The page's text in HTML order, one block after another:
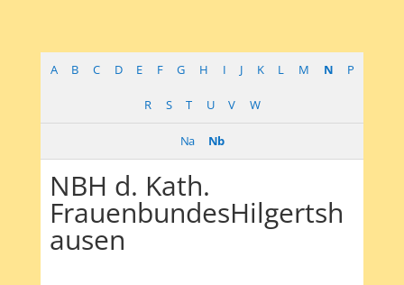
A B C D E F G H I J K L M N P
R S T U V W
Na Nb
NBH d. Kath.
FrauenbundesHilgertsh
ausen